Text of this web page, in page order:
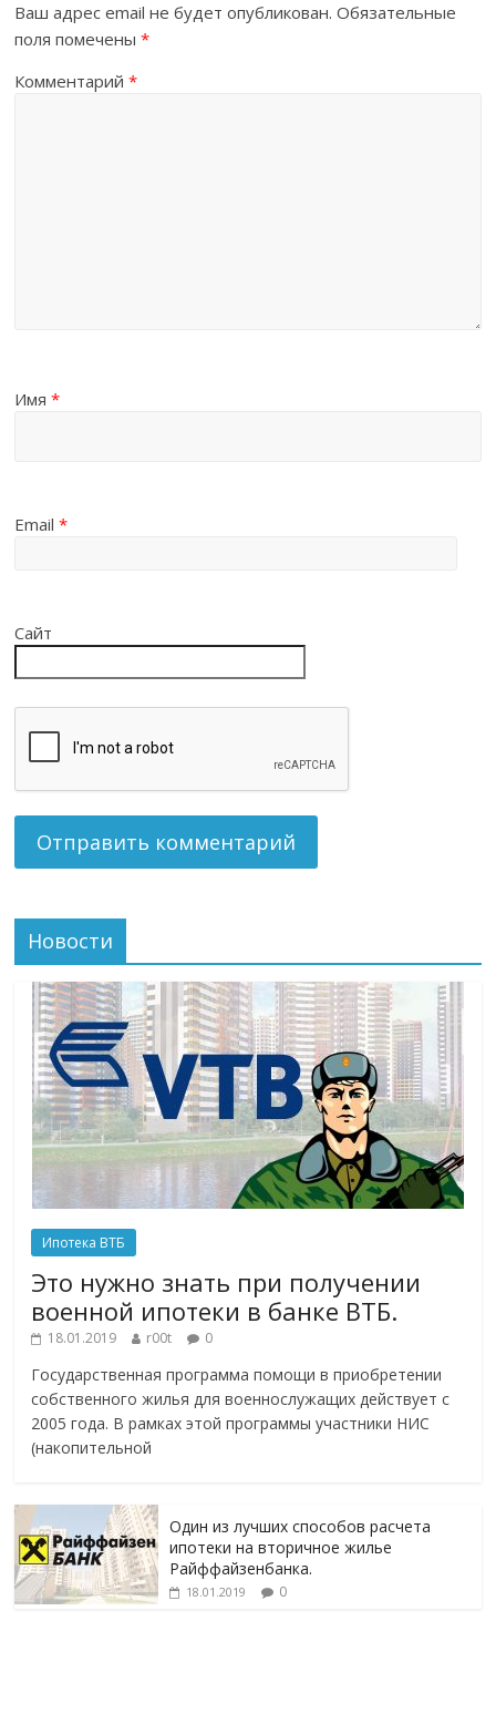
Ваш адрес email не будет опубликован. Обязательные
поля помечены*
Комментарий*
Имя*
Email*
Сайт
Новости
Ипотека ВТБ
Это нужно знать при получении
военной ипотеки в банке ВТБ.
18.01.2019 r00t 0
Государственная программа помощи в приобретении
собственного жилья для военнослужащих действует с
2005 года. В рамках этой программы участники НИС
(накопительной
Один из лучших способов расчета
ипотеки на вторичное жилье
Райффайзенбанка.
18.01.2019 0